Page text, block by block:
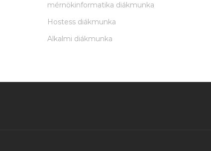
mérnökinformatika diákmunka
Hostess diákmunka
Alkalmi diákmunka